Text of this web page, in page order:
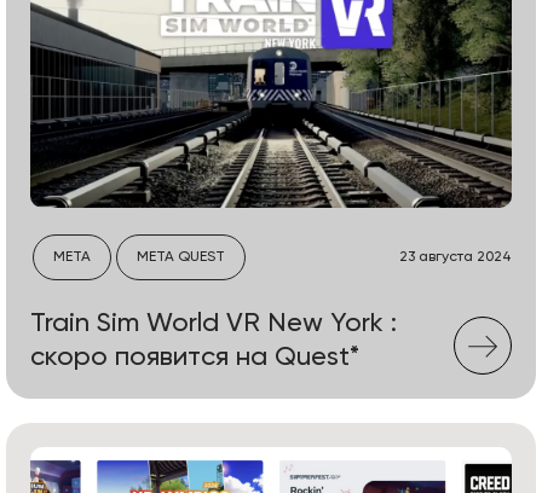
META META QUEST 23 августа 2024
Train Sim World VR New York :
скоро появится на Quest*